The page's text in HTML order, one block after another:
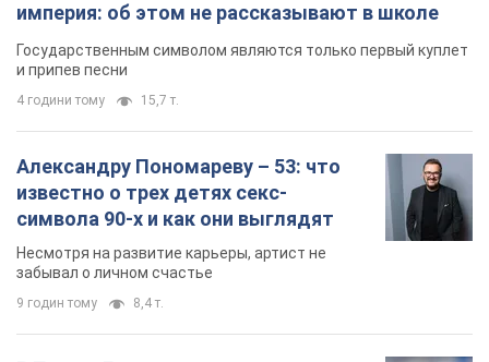
империя: об этом не рассказывают в школе
Государственным символом являются только первый куплет
и припев песни
4 години тому 15,7 т.
Александру Пономареву – 53: что
известно о трех детях секс-
символа 90-х и как они выглядят
Несмотря на развитие карьеры, артист не
забывал о личном счастье
9 годин тому 8,4 т.